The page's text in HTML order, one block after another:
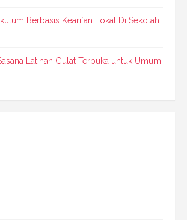
Berbasis Kearifan Lokal Di Sekolah
Latihan Gulat Terbuka untuk Umum